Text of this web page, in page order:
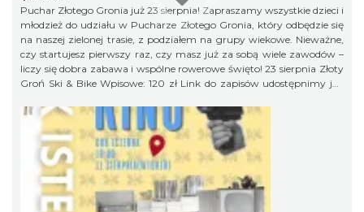
Puchar Złotego Gronia już 23 sierpnia! Zapraszamy wszystkie dzieci i
młodzież do udziału w Pucharze Złotego Gronia, który odbędzie się
na naszej zielonej trasie, z podziałem na grupy wiekowe. Nieważne,
czy startujesz pierwszy raz, czy masz już za sobą wiele zawodów –
liczy się dobra zabawa i wspólne rowerowe święto! 23 sierpnia Złoty
Groń Ski & Bike Wpisowe: 120 zł Link do zapisów udostępnimy już
przegapić!